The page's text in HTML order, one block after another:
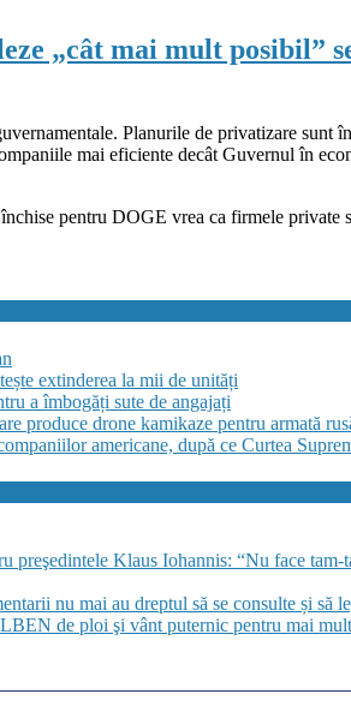
„cât mai mult posibil”
Planurile de privatizare sunt
mai eficiente decât Guvernul în
pentru DOGE vrea ca firmele private
extinderea la mii de unități
a îmbogăți sute de angajați
drone kamikaze pentru armată
americane, după ce Curtea
preşedintele Klaus Iohannis: “Nu face
nu mai au dreptul să se consulte și să
de ploi şi vânt puternic pentru mai